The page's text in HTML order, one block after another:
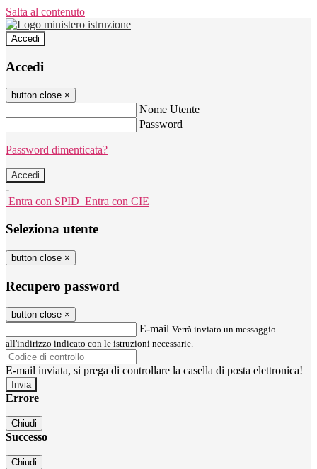
Salta al contenuto
Accedi
Accedi
button close ×
Nome Utente
Password
Password dimenticata?
-
Entra con SPID Entra con CIE
Seleziona utente
button close ×
Recupero password
button close ×
E-mail Verrà inviato un messaggio
all'indirizzo indicato con le istruzioni necessarie.
E-mail inviata, si prega di controllare la casella di posta elettronica!
Errore
Chiudi
Successo
Chiudi